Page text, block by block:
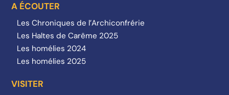
A ÉCOUTER
Les Chroniques de l’Archiconfrérie
Les Haltes de Carême 2025
Les homélies 2024
Les homélies 2025
VISITER